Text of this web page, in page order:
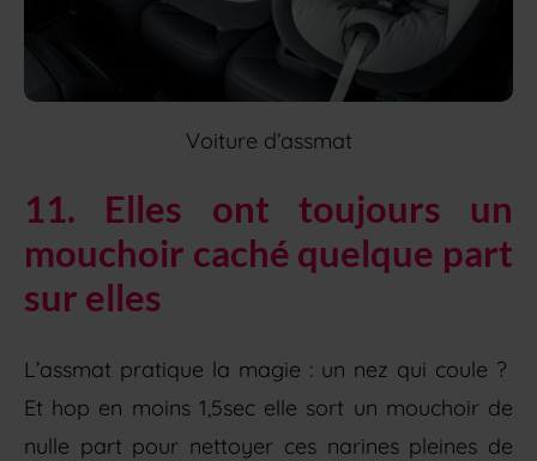
Voiture d’assmat
11. Elles ont toujours un
mouchoir caché quelque part
sur elles
L’assmat pratique la magie : un nez qui coule ?
Et hop en moins 1,5sec elle sort un mouchoir de
nulle part pour nettoyer ces narines pleines de